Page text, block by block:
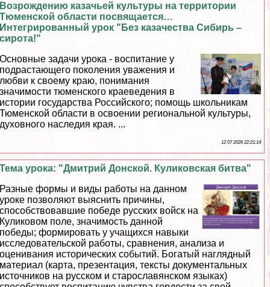
Возрождению казачьей культуры на территории
Тюменской области посвящается…
Интегрированный урок "Без казачества Сибирь –
сирота!"
Основные задачи урока - воспитание у
подрастающего поколения уважения и
любви к своему краю, понимания
значимости тюменского краеведения в
истории государства Российского; помощь школьникам
Тюменской области в освоении региональной культуры,
духовного наследия края. ...
12 07 2026 22:21:14
Тема урока: "Дмитрий Донской. Куликовская битва"
Разные формы и виды работы на данном
уроке позволяют выяснить причины,
способствовавшие победе русских войск на
Куликовом поле, значимость данной
победы; формировать у учащихся навыки
исследовательской работы, сравнения, анализа и
оценивания исторических событий. Богатый наглядный
материал (карта, презентация, тексты документальных
источников на русском и старославянском языках)